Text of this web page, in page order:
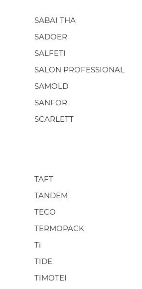
SABAI THA
SADOER
SALFETI
SALON PROFESSIONAL
SAMOLD
SANFOR
SCARLETT
TAFT
TANDEM
TECO
TERMOPACK
Ti
TIDE
TIMOTEI